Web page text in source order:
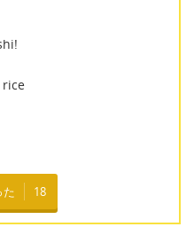
rice
た 18